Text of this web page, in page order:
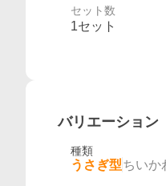
セット数
1セット
バリエーション
種類
うさぎ型ちいか